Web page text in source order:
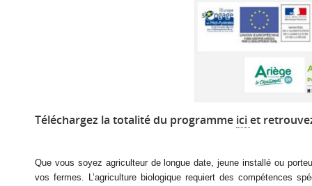
Téléchargez la totalité du programme iciet
Que vous soyez agriculteur de longue date, jeune installé ou
vos fermes. L’agriculture biologique requiert des compétences